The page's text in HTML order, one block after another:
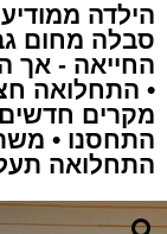
הילדה
סבלה מחום
החייאה - אך
התחסנו •
התחלואה